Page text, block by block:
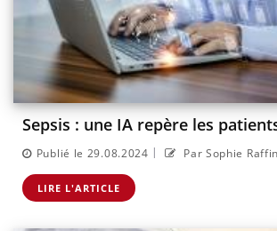
Sepsis : une IA repère les
Publié le 29.08.2024 | Par Sophie Raffin
LIRE L'ARTICLE